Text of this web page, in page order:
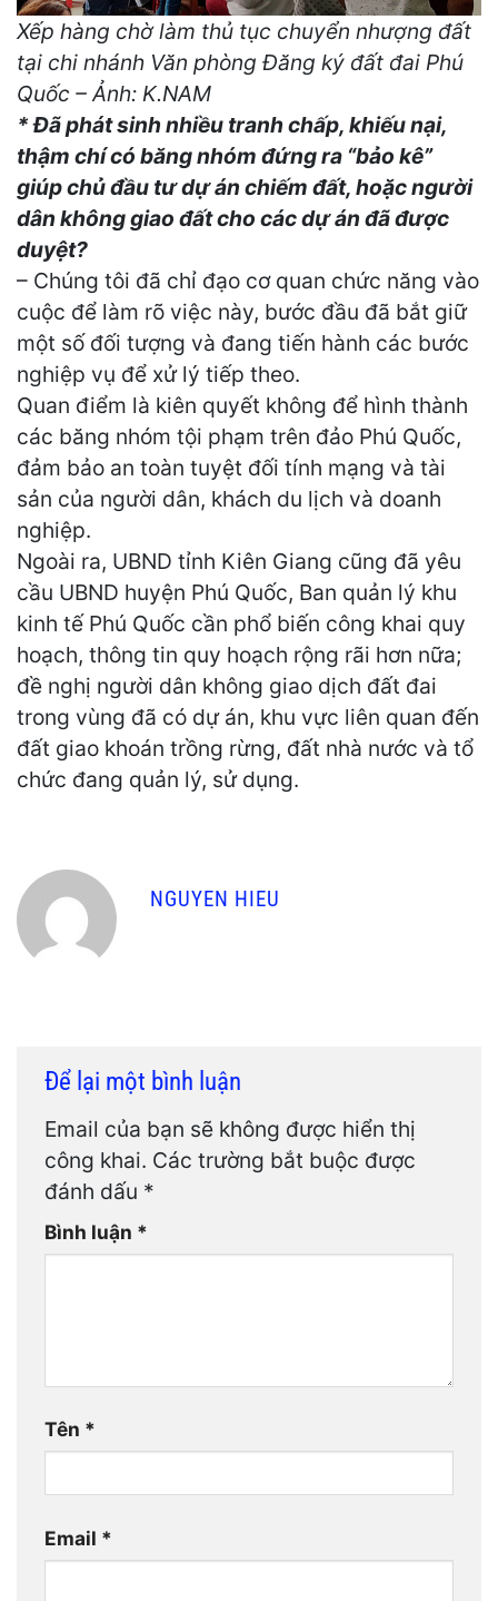
Xếp hàng chờ làm thủ tục chuyển nhượng đất
tại chi nhánh Văn phòng Đăng ký đất đai Phú
Quốc – Ảnh: K.NAM
* Đã phát sinh nhiều tranh chấp, khiếu nại,
thậm chí có băng nhóm đứng ra “bảo kê”
giúp chủ đầu tư dự án chiếm đất, hoặc người
dân không giao đất cho các dự án đã được
duyệt?
– Chúng tôi đã chỉ đạo cơ quan chức năng vào
cuộc để làm rõ việc này, bước đầu đã bắt giữ
một số đối tượng và đang tiến hành các bước
nghiệp vụ để xử lý tiếp theo.
Quan điểm là kiên quyết không để hình thành
các băng nhóm tội phạm trên đảo Phú Quốc,
đảm bảo an toàn tuyệt đối tính mạng và tài
sản của người dân, khách du lịch và doanh
nghiệp.
Ngoài ra, UBND tỉnh Kiên Giang cũng đã yêu
cầu UBND huyện Phú Quốc, Ban quản lý khu
kinh tế Phú Quốc cần phổ biến công khai quy
hoạch, thông tin quy hoạch rộng rãi hơn nữa;
đề nghị người dân không giao dịch đất đai
trong vùng đã có dự án, khu vực liên quan đến
đất giao khoán trồng rừng, đất nhà nước và tổ
chức đang quản lý, sử dụng.
NGUYEN HIEU
Để lại một bình luận
Email của bạn sẽ không được hiển thị
công khai. Các trường bắt buộc được
đánh dấu *
Bình luận *
Tên *
Email *